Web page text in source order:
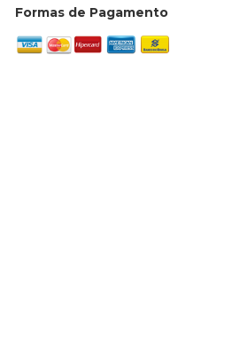
Formas de Pagamento